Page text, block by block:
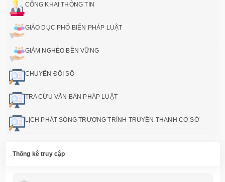
CÔNG KHAI THÔNG TIN
GIÁO DỤC PHỔ BIẾN PHÁP LUẬT
GIẢM NGHÈO BỀN VỮNG
CHUYỂN ĐỔI SỐ
TRA CỨU VĂN BẢN PHÁP LUẬT
LỊCH PHÁT SÓNG TRƯƠNG TRÌNH TRUYỀN THANH CƠ SỞ
Thống kê truy cập